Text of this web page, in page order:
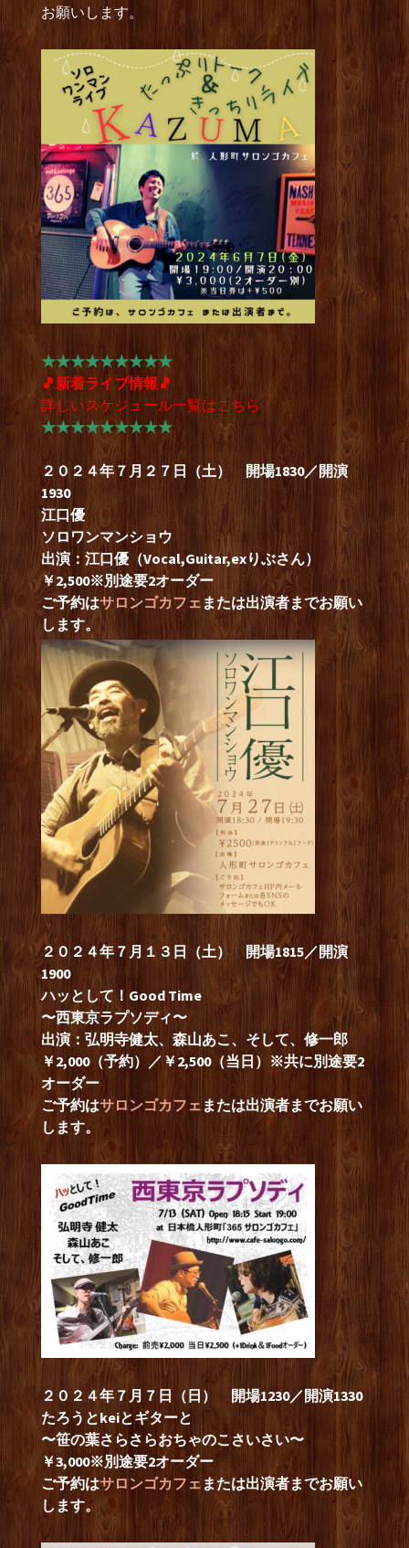
お願いします。
★★★★★★★★★
🎵新着ライブ情報🎵
詳しいスケジュール一覧はこちら
★★★★★★★★★
２０２４年７月２７日（土） 開場1830／開演
1930
江口優
ソロワンマンショウ
出演：江口優（Vocal,Guitar,exりぶさん）
￥2,500※別途要2オーダー
ご予約はサロンゴカフェ または出演者までお願い
します。
２０２４年７月１３日（土） 開場1815／開演
1900
ハッとして！Good Time
〜西東京ラプソディ〜
出演：弘明寺健太、森山あこ、そして、修一郎
￥2,000（予約）／￥2,500（当日）※共に別途要2
オーダー
ご予約はサロンゴカフェ または出演者までお願い
します。
２０２４年７月７日（日） 開場1230／開演1330
たろうとkeiとギターと
〜笹の葉さらさらおちゃのこさいさい〜
￥3,000※別途要2オーダー
ご予約はサロンゴカフェ または出演者までお願い
します。